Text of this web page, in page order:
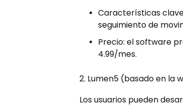
Características
seguimiento de
Precio: el software
4.99/mes.
2. Lumen5 (basado en la
Los usuarios pueden